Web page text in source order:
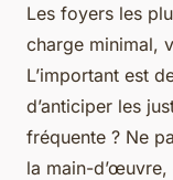
Les foyers les
charge minimal,
L’important est
d’anticiper les
fréquente ? Ne
la main-